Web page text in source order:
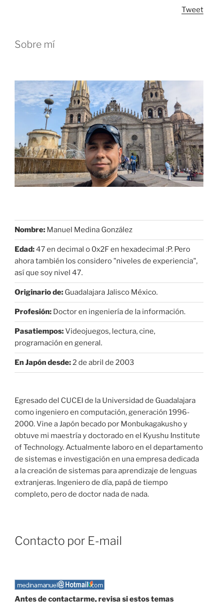
Tweet
Sobre mí
Nombre: Manuel Medina González
Edad:47 en decimal o 0x2F en hexadecimal :P. Pero
ahora también los considero "niveles de experiencia",
así que soy nivel 47.
Originario de: Guadalajara Jalisco México.
Profesión: Doctor en ingeniería de la información.
Pasatiempos:Videojuegos, lectura, cine,
programación en general.
En Japón desde:2 de abril de 2003
Egresado del CUCEI de la Universidad de Guadalajara
como ingeniero en computación, generación 1996-
2000. Vine a Japón becado por Monbukagakusho y
obtuve mi maestría y doctorado en el Kyushu Institute
of Technology. Actualmente laboro en el departamento
de sistemas e investigación en una empresa dedicada
a la creación de sistemas para aprendizaje de lenguas
extranjeras. Ingeniero de día, papá de tiempo
completo, pero de doctor nada de nada.
Contacto por E-mail
Antes de contactarme, revisa si estos temas